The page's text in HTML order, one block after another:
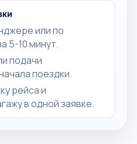
или по
5-10 минут.
подачи
поездки.
рейса и
в одной заявке.